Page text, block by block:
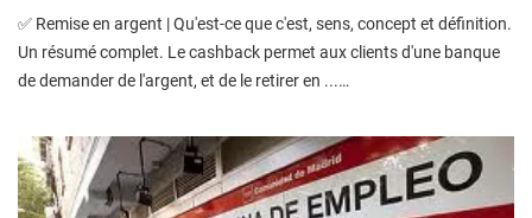
✅ Remise en argent | Qu'est-ce que c'est, sens, concept et définition.
Un résumé complet. Le cashback permet aux clients d'une banque
de demander de l'argent, et de le retirer en ...…